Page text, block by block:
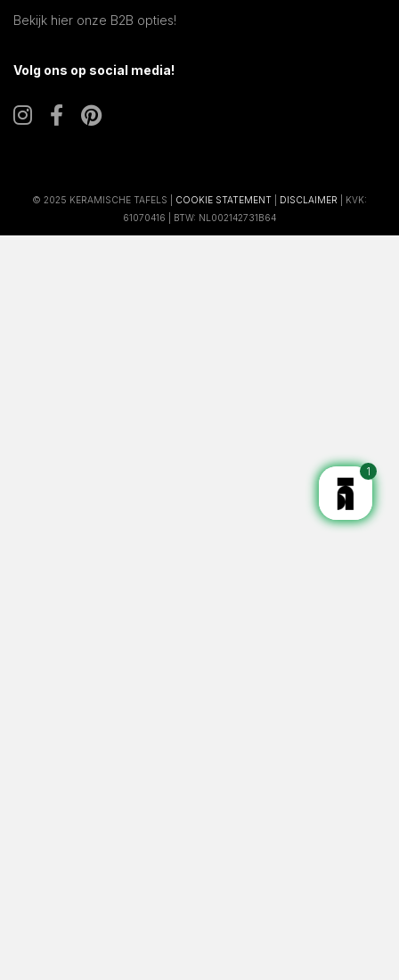
Bekijk hier onze B2B opties!
Volg ons op social media!
© 2025 KERAMISCHE TAFELS | COOKIE STATEMENT DISCLAIMER | KVK:
61070416 | BTW: NL002142731B64
1